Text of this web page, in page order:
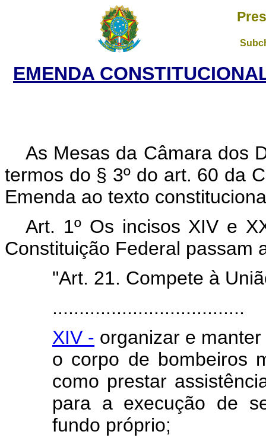
EMENDA
As Mesas da Câmara dos
termos do § 3º do art. 60 da
Emenda ao texto
Art. 1º Os incisos XIV e
Constituição Federal passam
"Art. 21. Compete à
....................................
XIV - organizar e
o corpo de bombeiros
como prestar
para a execução de
fundo próprio;